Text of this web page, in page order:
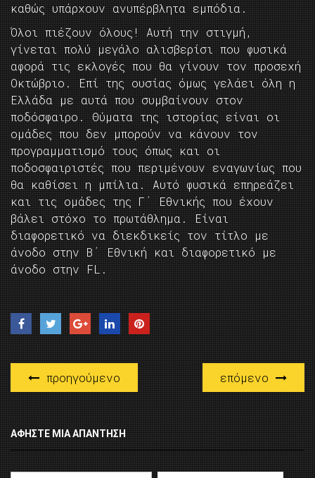
καθώς υπάρχουν ανυπέρβλητα εμπόδια.
Όλοι πιέζουν όλους! Αυτή την στιγμή,
γίνεται πολύ μεγάλο αλισβερίσι που φυσικά
αφορά τις εκλογές που θα γίνουν τον προσεχή
Οκτώβριο. Επί της ουσίας όμως γελάει όλη η
Ελλάδα με αυτά που συμβαίνουν στον
ποδόσφαιρο. Θύματα της ιστορίας είναι οι
ομάδες που δεν μπορούν να κάνουν τον
προγραμματισμό τους όπως και οι
ποδοσφαιριστές που περιμένουν εναγωνίως που
θα καθίσει η μπίλια. Αυτό φυσικά επηρεάζει
και τις ομάδες της Γ΄ Εθνικής που έχουν
βάλει στόχο το πρωτάθλημα. Είναι
διαφορετικό να διεκδικείς τον τίτλο με
άνοδο στην Β΄ Εθνική και διαφορετικό με
άνοδο στην FL.
προηγούμενο επόμενο
ΑΦΉΣΤΕ ΜΙΑ ΑΠΆΝΤΗΣΗ